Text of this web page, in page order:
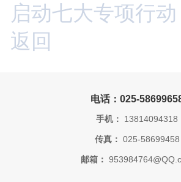
启动七大专项行动
返回
电话：025-
手机： 13814094318
传真： 025-58699458
邮箱：